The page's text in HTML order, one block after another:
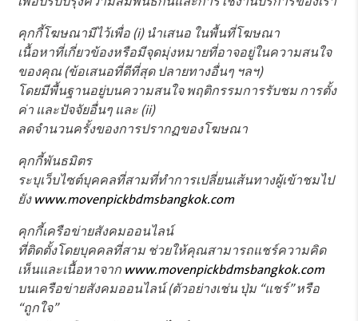
คุกกี้โฆษณามีไว้เพื่อ (i) นำเสนอ ในพื้นที่โฆษณา
เนื้อหาที่เกี่ยวข้องหรือมีจุดมุ่งหมายที่อาจอยู่ในความสนใจ
ของคุณ (ข้อเสนอที่ดีที่สุด ปลายทางอื่นๆ ฯลฯ)
โดยมีพื้นฐานอยู่บนความสนใจ พฤติกรรมการรับชม การตั้ง
ค่า และปัจจัยอื่นๆ และ (ii)
ลดจำนวนครั้งของการปรากฏของโฆษณา
คุกกี้พันธมิตร
ระบุเว็บไซต์บุคคลที่สามที่ทำการเปลี่ยนเส้นทางผู้เข้าชมไป
ยัง www.movenpickbdmsbangkok.com
คุกกี้เครือข่ายสังคมออนไลน์
ที่ติดตั้งโดยบุคคลที่สาม ช่วยให้คุณสามารถแชร์ความคิด
เห็นและเนื้อหาจาก www.movenpickbdmsbangkok.com
บนเครือข่ายสังคมออนไลน์ (ตัวอย่างเช่น ปุ่ม “แชร์” หรือ
“ถูกใจ”